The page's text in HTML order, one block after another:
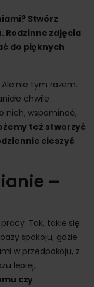
Stwórz
Rodzinne zdjęcia
do pięknych
nie tym razem.
chwile
nich, wspominać,
też stworzyć
cieszyć
–
Tak, takie się
spokoju, gdzie
w przedpokoju, z
lepiej,
czy